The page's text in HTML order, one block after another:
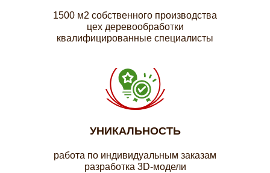
1500 м2 собственного производства
цех деревообработки
квалифицированные специалисты
УНИКАЛЬНОСТЬ
работа по индивидуальным заказам
разработка 3D-модели